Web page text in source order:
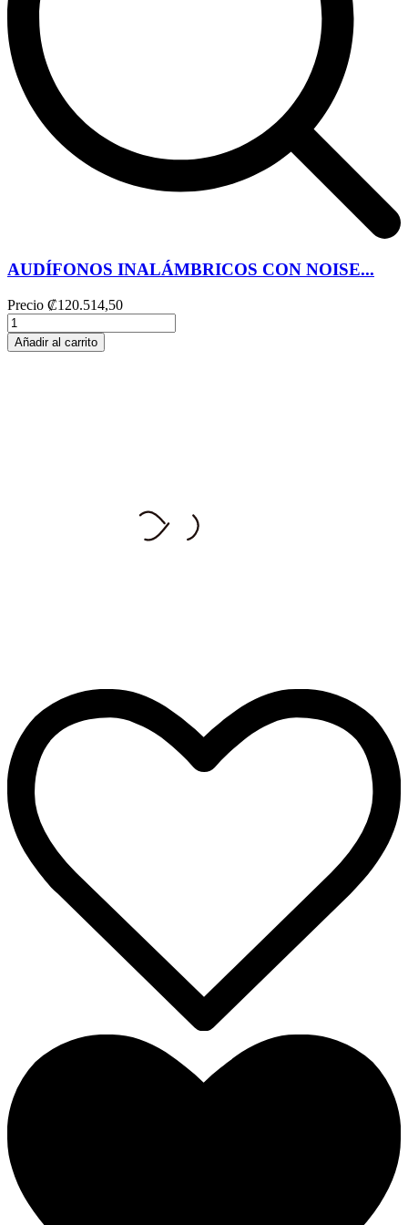
AUDÍFONOS INALÁMBRICOS CON NOISE...
Precio ₡120.514,50
Añadir al carrito